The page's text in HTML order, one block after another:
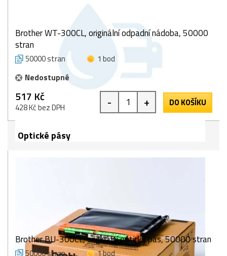
Brother WT-300CL, originální odpadní nádoba, 50000
stran
50000 stran
1 bod
Nedostupné
517 Kč
428 Kč bez DPH - + DO KOŠÍKU
Optické pásy
Brother BU-300CL, originální optický pás, 50000 stran
50000 stran
1 bod